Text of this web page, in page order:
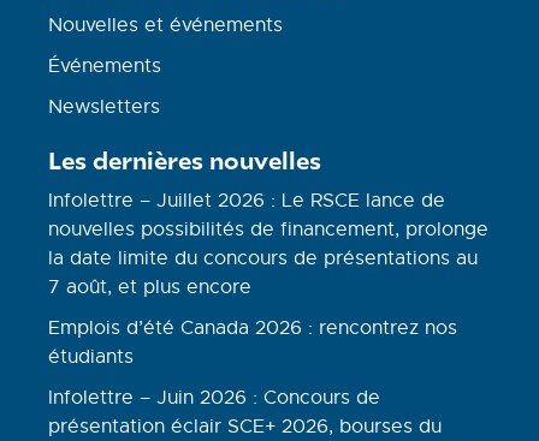
Nouvelles et événements
Événements
Newsletters
Les dernières nouvelles
Infolettre – Juillet 2026 : Le RSCE lance de
nouvelles possibilités de financement, prolonge
la date limite du concours de présentations au
7 août, et plus encore
Emplois d’été Canada 2026 : rencontrez nos
étudiants
Infolettre – Juin 2026 : Concours de
présentation éclair SCE+ 2026, bourses du